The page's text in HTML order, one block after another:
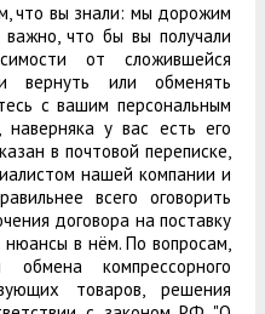
что вы знали: мы дорожим
что бы вы получали
от сложившейся
вернуть или обменять
с вашим персональным
у вас есть его
в почтовой переписке,
нашей компании и
всего оговорить
договора на поставку
в нём. По вопросам,
компрессорного
товаров, решения